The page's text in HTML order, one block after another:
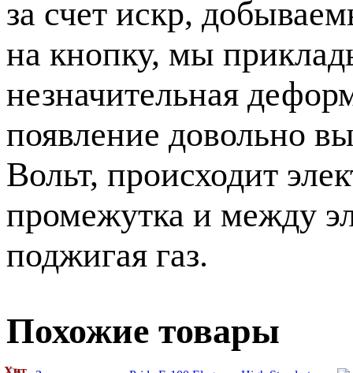
за счет искр,
на кнопку, мы
незначительная
появление довольно
Вольт, происходит
промежутка и между
поджигая газ.
Похожие товары